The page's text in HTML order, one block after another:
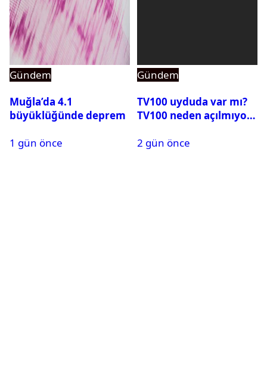
Gündem
Muğla’da 4.1
büyüklüğünde deprem
1 gün önce
Gündem
TV100 uyduda var mı?
TV100 neden açılmıyor?
2 gün önce